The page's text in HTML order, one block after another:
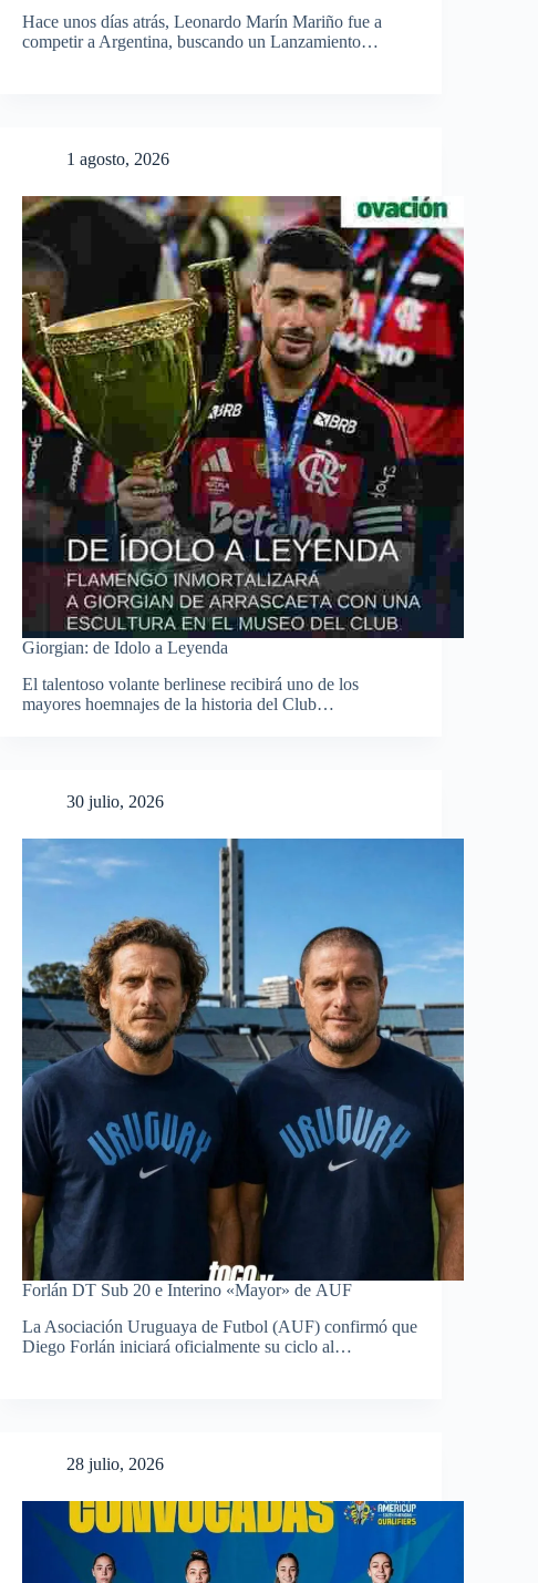
Hace unos días atrás, Leonardo Marín Mariño fue a
competir a Argentina, buscando un Lanzamiento…
1 agosto, 2026
Giorgian: de Idolo a Leyenda
El talentoso volante berlinese recibirá uno de los
mayores hoemnajes de la historia del Club…
30 julio, 2026
Forlán DT Sub 20 e Interino «Mayor» de AUF
La Asociación Uruguaya de Futbol (AUF) confirmó que
Diego Forlán iniciará oficialmente su ciclo al…
28 julio, 2026